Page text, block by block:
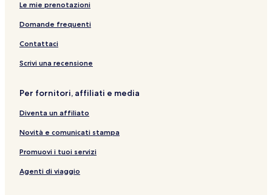
Le mie prenotazioni
Domande frequenti
Contattaci
Scrivi una recensione
Per fornitori, affiliati e media
Diventa un affiliato
Novità e comunicati stampa
Promuovi i tuoi servizi
Agenti di viaggio